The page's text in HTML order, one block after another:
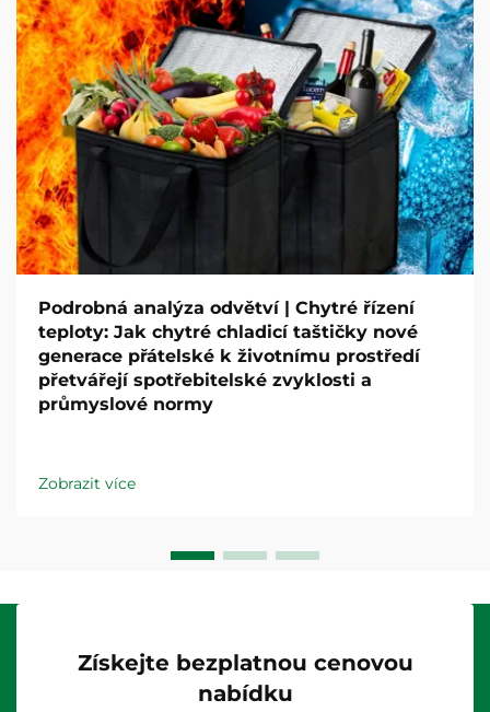
Podrobná analýza odvětví | Chytré řízení
teploty: Jak chytré chladicí taštičky nové
generace přátelské k životnímu prostředí
přetvářejí spotřebitelské zvyklosti a
průmyslové normy
Zobrazit více
Získejte bezplatnou cenovou
nabídku